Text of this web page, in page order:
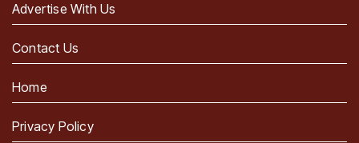
Advertise With Us
Contact Us
Home
Privacy Policy